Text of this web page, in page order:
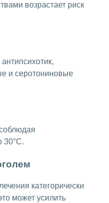
возрастает риск
и серотониновые
30°C.
категорически
может усилить